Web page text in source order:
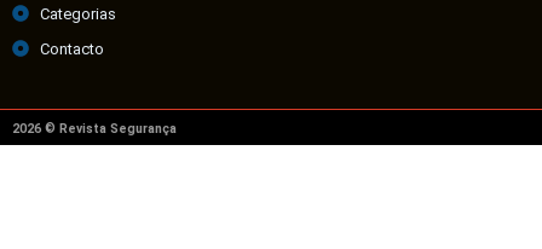
Categorias
Contacto
2026 © Revista Segurança